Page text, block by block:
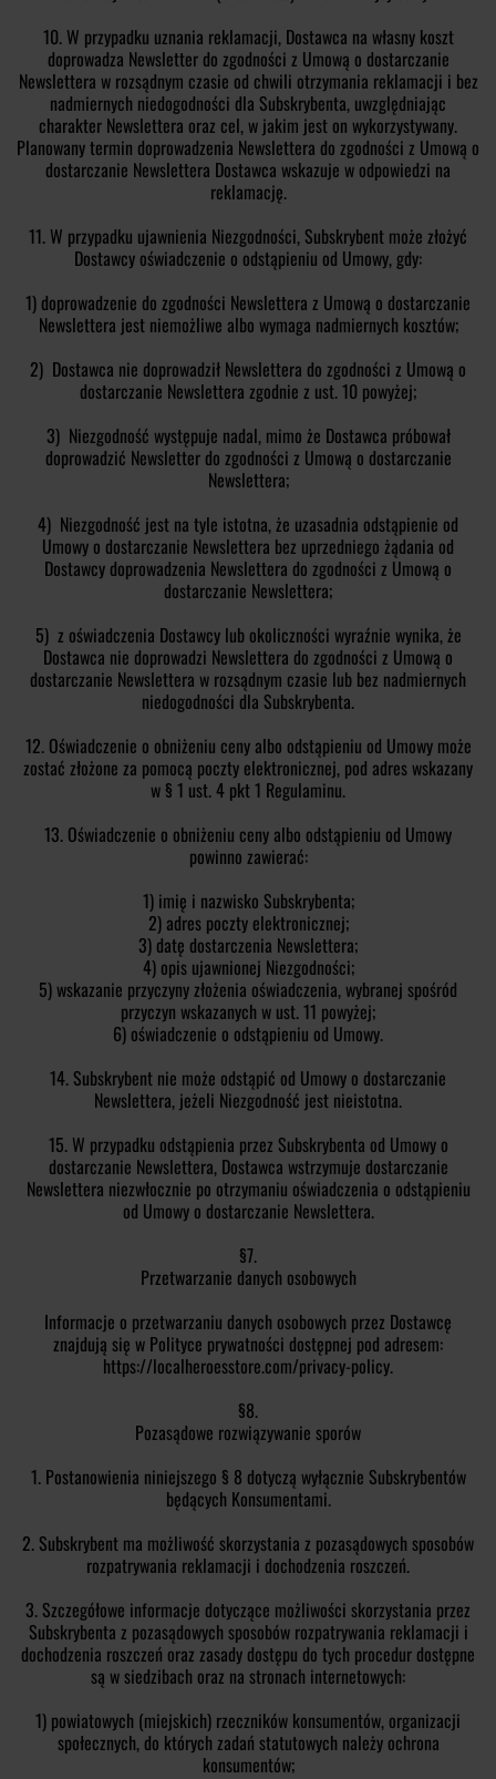
10. W przypadku uznania reklamacji, Dostawca na własny koszt
doprowadza Newsletter do zgodności z Umową o dostarczanie
Newslettera w rozsądnym czasie od chwili otrzymania reklamacji i bez
nadmiernych niedogodności dla Subskrybenta, uwzględniając
charakter Newslettera oraz cel, w jakim jest on wykorzystywany.
Planowany termin doprowadzenia Newslettera do zgodności z Umową o
dostarczanie Newslettera Dostawca wskazuje w odpowiedzi na
reklamację.
11. W przypadku ujawnienia Niezgodności, Subskrybent może złożyć
Dostawcy oświadczenie o odstąpieniu od Umowy, gdy:
1) doprowadzenie do zgodności Newslettera z Umową o dostarczanie
Newslettera jest niemożliwe albo wymaga nadmiernych kosztów;
2) Dostawca nie doprowadził Newslettera do zgodności z Umową o
dostarczanie Newslettera zgodnie z ust. 10 powyżej;
3) Niezgodność występuje nadal, mimo że Dostawca próbował
doprowadzić Newsletter do zgodności z Umową o dostarczanie
Newslettera;
4) Niezgodność jest na tyle istotna, że uzasadnia odstąpienie od
Umowy o dostarczanie Newslettera bez uprzedniego żądania od
Dostawcy doprowadzenia Newslettera do zgodności z Umową o
dostarczanie Newslettera;
5) z oświadczenia Dostawcy lub okoliczności wyraźnie wynika, że
Dostawca nie doprowadzi Newslettera do zgodności z Umową o
dostarczanie Newslettera w rozsądnym czasie lub bez nadmiernych
niedogodności dla Subskrybenta.
12. Oświadczenie o obniżeniu ceny albo odstąpieniu od Umowy może
zostać złożone za pomocą poczty elektronicznej, pod adres wskazany
w § 1 ust. 4 pkt 1 Regulaminu.
13. Oświadczenie o obniżeniu ceny albo odstąpieniu od Umowy
powinno zawierać:
1) imię i nazwisko Subskrybenta;
2) adres poczty elektronicznej;
3) datę dostarczenia Newslettera;
4) opis ujawnionej Niezgodności;
5) wskazanie przyczyny złożenia oświadczenia, wybranej spośród
przyczyn wskazanych w ust. 11 powyżej;
6) oświadczenie o odstąpieniu od Umowy.
14. Subskrybent nie może odstąpić od Umowy o dostarczanie
Newslettera, jeżeli Niezgodność jest nieistotna.
15. W przypadku odstąpienia przez Subskrybenta od Umowy o
dostarczanie Newslettera, Dostawca wstrzymuje dostarczanie
Newslettera niezwłocznie po otrzymaniu oświadczenia o odstąpieniu
od Umowy o dostarczanie Newslettera.
§7.
Przetwarzanie danych osobowych
Informacje o przetwarzaniu danych osobowych przez Dostawcę
znajdują się w Polityce prywatności dostępnej pod adresem:
https://localheroesstore.com/privacy-policy.
§8.
Pozasądowe rozwiązywanie sporów
1. Postanowienia niniejszego § 8 dotyczą wyłącznie Subskrybentów
będących Konsumentami.
2. Subskrybent ma możliwość skorzystania z pozasądowych sposobów
rozpatrywania reklamacji i dochodzenia roszczeń.
3. Szczegółowe informacje dotyczące możliwości skorzystania przez
Subskrybenta z pozasądowych sposobów rozpatrywania reklamacji i
dochodzenia roszczeń oraz zasady dostępu do tych procedur dostępne
są w siedzibach oraz na stronach internetowych:
1) powiatowych (miejskich) rzeczników konsumentów, organizacji
społecznych, do których zadań statutowych należy ochrona
konsumentów;